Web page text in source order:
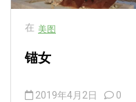
在 美图
锚女
2019年4月2日 0